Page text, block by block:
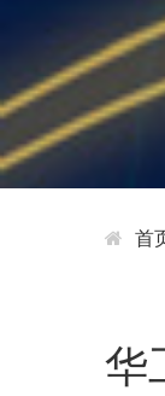
首
华